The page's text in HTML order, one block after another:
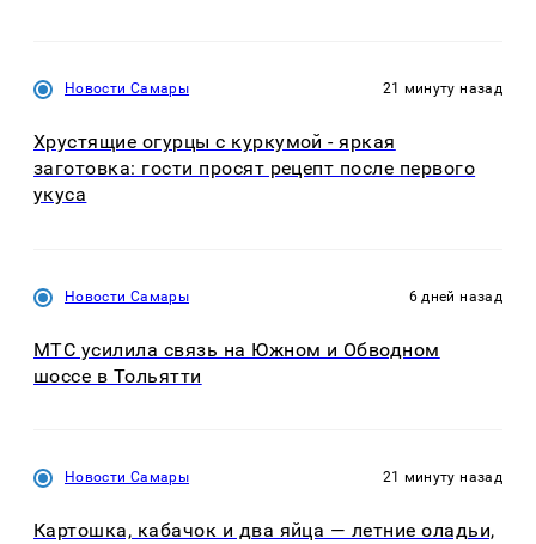
Новости Самары 21 минуту назад
Хрустящие огурцы с куркумой - яркая
заготовка: гости просят рецепт после первого
укуса
Новости Самары 6 дней назад
МТС усилила связь на Южном и Обводном
шоссе в Тольятти
Новости Самары 21 минуту назад
Картошка, кабачок и два яйца — летние оладьи,